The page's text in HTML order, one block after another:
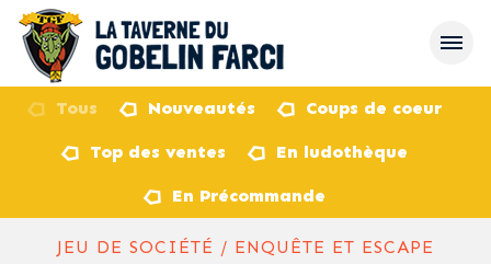
Tous Nouveautés Coups de coeur
Top des ventes En ludothèque
En Précommande
JEU DE SOCIÉTÉ / ENQUÊTE ET ESCAPE